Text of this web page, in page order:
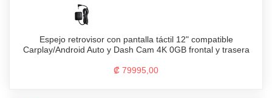
Espejo retrovisor con pantalla táctil 12" compatible
Carplay/Android Auto y Dash Cam 4K 0GB frontal y trasera
₡ 79995,00